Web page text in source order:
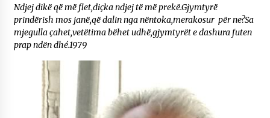
Ndjej dikë që më flet,diçka ndjej të më prekë.Gjymtyrë
prindërish mos janë,që dalin nga nëntoka,merakosur për ne?Sa
mjegulla çahet,vetëtima bëhet udhë,gjymtyrët e dashura futen
prap ndën dhé.1979